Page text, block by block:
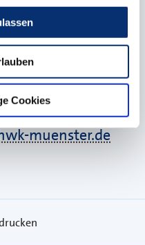
Cookies
diese in
eine formlose E-
muenster.de